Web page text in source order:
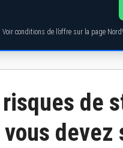
Voir conditions de l’offre sur la page
de
devez